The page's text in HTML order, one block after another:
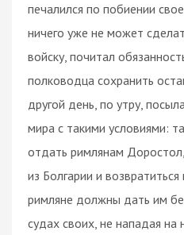
печалился по побиении
ничего уже не может
войску, почитал
полководца сохранить
другой день, по утру,
мира с такими условиями:
отдать римлянам
из Болгарии и
римляне должны дать им
судах своих, не нападая на